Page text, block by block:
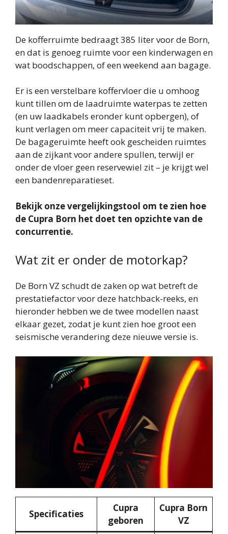
De kofferruimte bedraagt ​​385 liter voor de Born,
en dat is genoeg ruimte voor een kinderwagen en
wat boodschappen, of een weekend aan bagage.
Er is een verstelbare koffervloer die u omhoog
kunt tillen om de laadruimte waterpas te zetten
(en uw laadkabels eronder kunt opbergen), of
kunt verlagen om meer capaciteit vrij te maken.
De bagageruimte heeft ook gescheiden ruimtes
aan de zijkant voor andere spullen, terwijl er
onder de vloer geen reservewiel zit – je krijgt wel
een bandenreparatieset.
Bekijk onze vergelijkingstool om te zien hoe
de Cupra Born het doet ten opzichte van de
concurrentie.
Wat zit er onder de motorkap?
De Born VZ schudt de zaken op wat betreft de
prestatiefactor voor deze hatchback-reeks, en
hieronder hebben we de twee modellen naast
elkaar gezet, zodat je kunt zien hoe groot een
seismische verandering deze nieuwe versie is.
Specificaties
Cupra
geboren
Cupra Born
VZ